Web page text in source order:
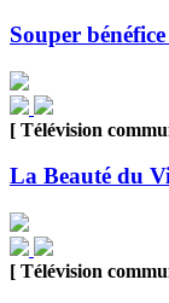
Souper
[ Télévision
La Beauté du
[ Télévision